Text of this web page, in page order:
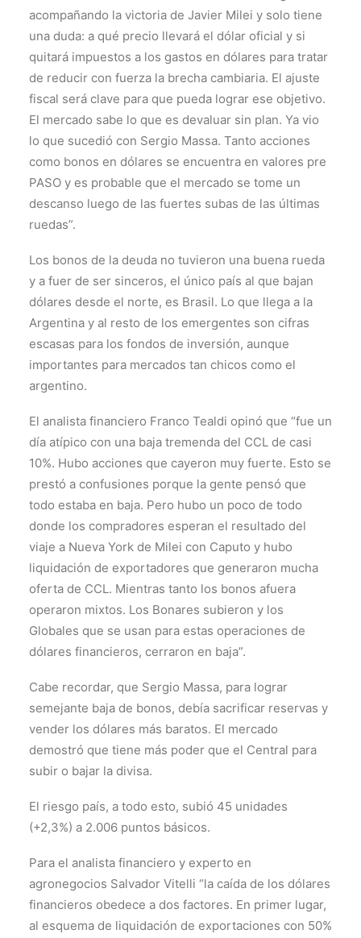
acompañando la victoria de Javier Milei y solo tiene
una duda: a qué precio llevará el dólar oficial y si
quitará impuestos a los gastos en dólares para tratar
de reducir con fuerza la brecha cambiaria. El ajuste
fiscal será clave para que pueda lograr ese objetivo.
El mercado sabe lo que es devaluar sin plan. Ya vio
lo que sucedió con Sergio Massa. Tanto acciones
como bonos en dólares se encuentra en valores pre
PASO y es probable que el mercado se tome un
descanso luego de las fuertes subas de las últimas
ruedas”.
Los bonos de la deuda no tuvieron una buena rueda
y a fuer de ser sinceros, el único país al que bajan
dólares desde el norte, es Brasil. Lo que llega a la
Argentina y al resto de los emergentes son cifras
escasas para los fondos de inversión, aunque
importantes para mercados tan chicos como el
argentino.
El analista financiero Franco Tealdi opinó que “fue un
día atípico con una baja tremenda del CCL de casi
10%. Hubo acciones que cayeron muy fuerte. Esto se
prestó a confusiones porque la gente pensó que
todo estaba en baja. Pero hubo un poco de todo
donde los compradores esperan el resultado del
viaje a Nueva York de Milei con Caputo y hubo
liquidación de exportadores que generaron mucha
oferta de CCL. Mientras tanto los bonos afuera
operaron mixtos. Los Bonares subieron y los
Globales que se usan para estas operaciones de
dólares financieros, cerraron en baja”.
Cabe recordar, que Sergio Massa, para lograr
semejante baja de bonos, debía sacrificar reservas y
vender los dólares más baratos. El mercado
demostró que tiene más poder que el Central para
subir o bajar la divisa.
El riesgo país, a todo esto, subió 45 unidades
(+2,3%) a 2.006 puntos básicos.
Para el analista financiero y experto en
agronegocios Salvador Vitelli “la caída de los dólares
financieros obedece a dos factores. En primer lugar,
al esquema de liquidación de exportaciones con 50%